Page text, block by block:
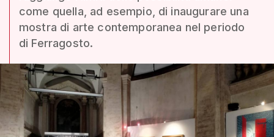
come quella, ad esempio, di inaugurare una
mostra di arte contemporanea nel periodo
di Ferragosto.